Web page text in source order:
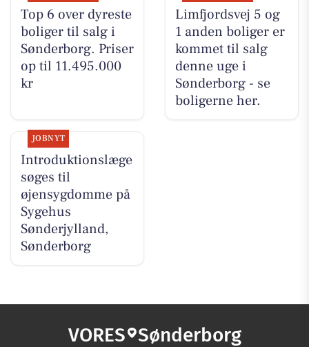
Top 6 over dyreste
boliger til salg i
Sønderborg. Priser
op til 11.495.000
kr
Limfjordsvej 5 og
1 anden boliger er
kommet til salg
denne uge i
Sønderborg - se
boligerne her.
JOBNYT
Introduktionslæge
søges til
øjensygdomme på
Sygehus
Sønderjylland,
Sønderborg
VORES Sønderborg